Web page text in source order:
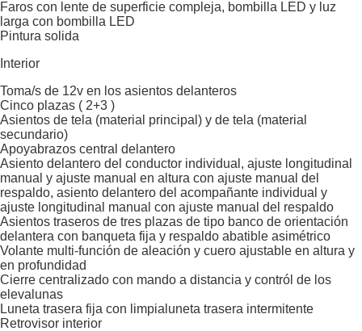
Faros con lente de superficie compleja, bombilla LED y luz
larga con bombilla LED
Pintura solida
Interior
Toma/s de 12v en los asientos delanteros
Cinco plazas ( 2+3 )
Asientos de tela (material principal) y de tela (material
secundario)
Apoyabrazos central delantero
Asiento delantero del conductor individual, ajuste longitudinal
manual y ajuste manual en altura con ajuste manual del
respaldo, asiento delantero del acompañante individual y
ajuste longitudinal manual con ajuste manual del respaldo
Asientos traseros de tres plazas de tipo banco de orientación
delantera con banqueta fija y respaldo abatible asimétrico
Volante multi-función de aleación y cuero ajustable en altura y
en profundidad
Cierre centralizado con mando a distancia y contról de los
elevalunas
Luneta trasera fija con limpialuneta trasera intermitente
Retrovisor interior